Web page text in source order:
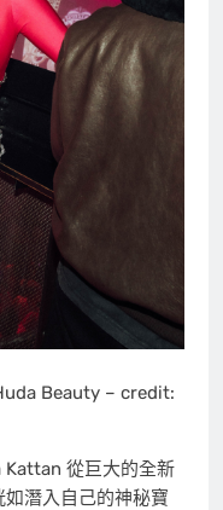
Beauty – credit:
Kattan 從巨大的全新
潛入自己的神秘寶